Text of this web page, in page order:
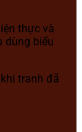
thực và
dùng biểu
tranh đã